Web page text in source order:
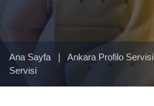
Ana Sayfa | Ankara Profilo Servisi
Servisi